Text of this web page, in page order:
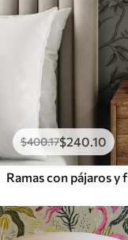
$400.17$240.10